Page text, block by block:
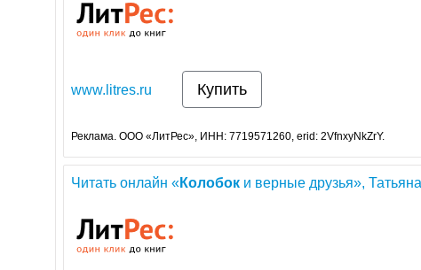
www.litres.ru Купить
Реклама. ООО «ЛитРес», ИНН: 7719571260, erid: 2VfnxyNkZrY.
Читать онлайн «Колобок и верные друзья»,